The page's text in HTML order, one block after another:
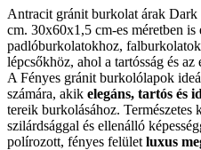
Antracit gránit burkolat árak
cm. 30x60x1,5 cm-es méretben is
padlóburkolatokhoz,
lépcsőkhöz, ahol a tartósság és
A Fényes gránit burkolólapok
számára, akik elegáns, tartós és
tereik burkolásához.
szilárdsággal és ellenálló
polírozott, fényes felület luxus